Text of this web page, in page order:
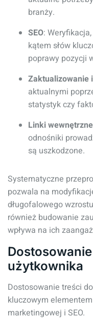
branży.
SEO:
kątem słów
poprawy pozycji
Zaktualizowanie
aktualnymi
statystyk czy
Linki
odnośniki
są uszkodzone.
Systematyczne
pozwala na
długofalowego
również budowanie
wpływa na ich
użytkownika
Dostosowanie treści
kluczowym
marketingowej i SEO.